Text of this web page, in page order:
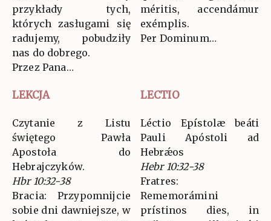
przykłady tych,
których zasługami się
radujemy, pobudziły
nas do dobrego.
Przez Pana…
méritis, accendámur
exémplis.
Per Dominum…
LEKCJA LECTIO
Czytanie z Listu
świętego Pawła
Apostoła do
Hebrajczyków.
Hbr 10:32-38
Bracia: Przypomnijcie
sobie dni dawniejsze, w
Léctio Epístolæ beáti
Pauli Apóstoli ad
Hebrǽos
Hebr 10:32-38
Fratres:
Rememorámini
prístinos dies, in